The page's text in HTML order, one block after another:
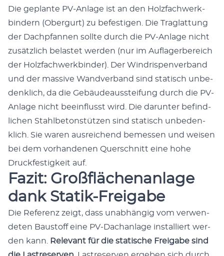
Die geplante PV-Anlage ist an den Holz­fach­w­erk­
bindern (Ober­gurt) zu befes­ti­gen. Die Traglat­tung
der Dach­p­fan­nen sollte durch die PV-Anlage nicht
zusät­zlich belastet wer­den (nur im Auflager­bere­ich
der Holz­fach­w­erk­binder). Der Win­drispen­ver­band
und der mas­sive Wand­ver­band sind sta­tisch unbe­
den­klich, da die Gebäudeausstei­fung durch die PV-
Anlage nicht bee­in­flusst wird. Die darunter befind­
lichen Stahlbe­ton­stützen sind sta­tisch unbe­den­
klich. Sie waren aus­re­ichend bemessen und weisen
bei dem vorhan­de­nen Quer­schnitt eine hohe
Druck­fes­tigkeit auf.
Fazit: Großflächenanlage
dank Statik-Freigabe
Die Ref­erenz zeigt, dass unab­hängig vom ver­wen­
de­ten Baustoff eine PV-Dachan­lage instal­liert wer­
den kann. Rel­e­vant für die sta­tis­che Freiga­be sind